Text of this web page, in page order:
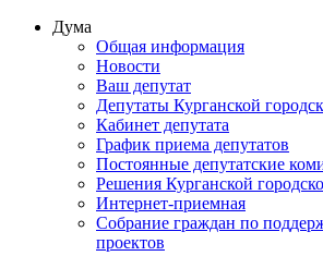
Дума
Общая информация
Новости
Ваш депутат
Депутаты Курганской
Кабинет депутата
График приема депутатов
Постоянные депутатские
Решения Курганской
Интернет-приемная
Собрание граждан по
проектов